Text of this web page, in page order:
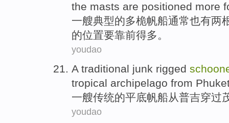
the masts are positioned more
一艘典型的多桅帆船通常也有两
的位置要靠前得多。
youdao
A traditional junk rigged
tropical archipelago from
一艘传统的平底帆船从普吉穿过
youdao